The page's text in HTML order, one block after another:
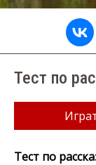
Тест по
Тест по